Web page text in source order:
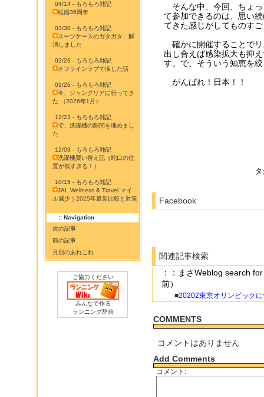
04/14 - もろもろ雑記
結婚36周年
03/30 - もろもろ雑記
スーツケースのガタガタ、解
消しました
02/26 - もろもろ雑記
オフラインラブで涙した話
01/26 - もろもろ雑記
今、ジャングリアに行ってき
た （2026年1月）
12/23 - もろもろ雑記
で、洗濯機の隙間を埋めまし
た
12/03 - もろもろ雑記
洗濯機買い替え記（蛇口の位
置が低すぎる！）
10/15 - もろもろ雑記
JAL Wellness & Travel マイ
ル減少｜2025年最新比較と対策
:: Navigation
次の記事
前の記事
月別のあれこれ
ご協力ください
みんなで作る
ランニング辞典
そんな中、今回、ちょ
て参加できるのは、思い
てきた感じがしてものす
確かに開催することで
出し合えば感染拡大も抑
す。で、そういう知恵を
がんばれ！日本！！
Facebook
関連記事検索
：：まさWeblog search
前）
■20202東京オリンピック
COMMENTS
コメントはありません
Add Comments
コメント: